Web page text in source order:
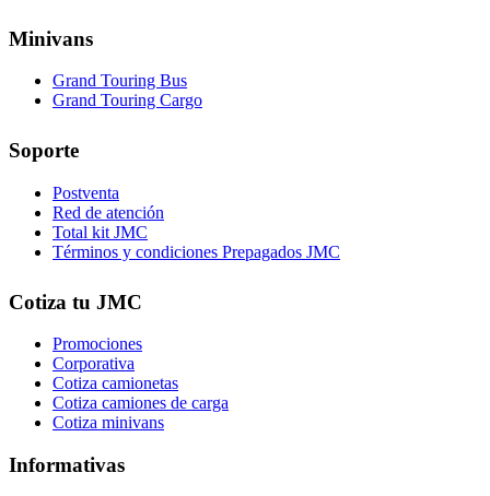
Minivans
Grand Touring Bus
Grand Touring Cargo
Soporte
Postventa
Red de atención
Total kit JMC
Términos y condiciones Prepagados JMC
Cotiza tu JMC
Promociones
Corporativa
Cotiza camionetas
Cotiza camiones de carga
Cotiza minivans
Informativas